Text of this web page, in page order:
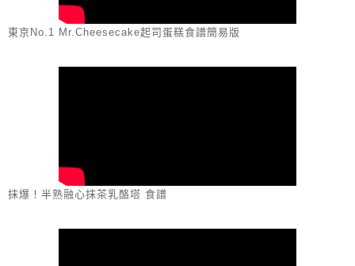
東京No.1 Mr.Cheesecake起司蛋糕食譜簡易版
抹爆！半熟融心抹茶乳酪塔 食譜